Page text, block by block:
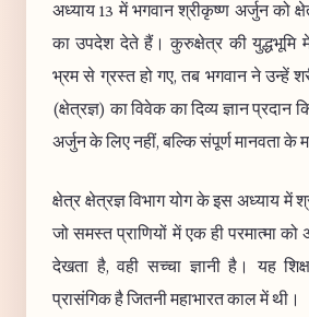
अध्याय 13 में भगवान श्रीकृष्ण अर्जुन को
का उपदेश देते हैं। कुरुक्षेत्र की युद्धभूमि
भ्रम से ग्रस्त हो गए, तब भगवान ने उन्हें
(क्षेत्रज्ञ) का विवेक का दिव्य ज्ञान
अर्जुन के लिए नहीं, बल्कि संपूर्ण मानवता के
क्षेत्र क्षेत्रज्ञ विभाग योग के इस अध्याय में
जो समस्त प्राणियों में एक ही परमात्मा
देखता है, वही सच्चा ज्ञानी है। यह
प्रासंगिक है जितनी महाभारत काल में थी।